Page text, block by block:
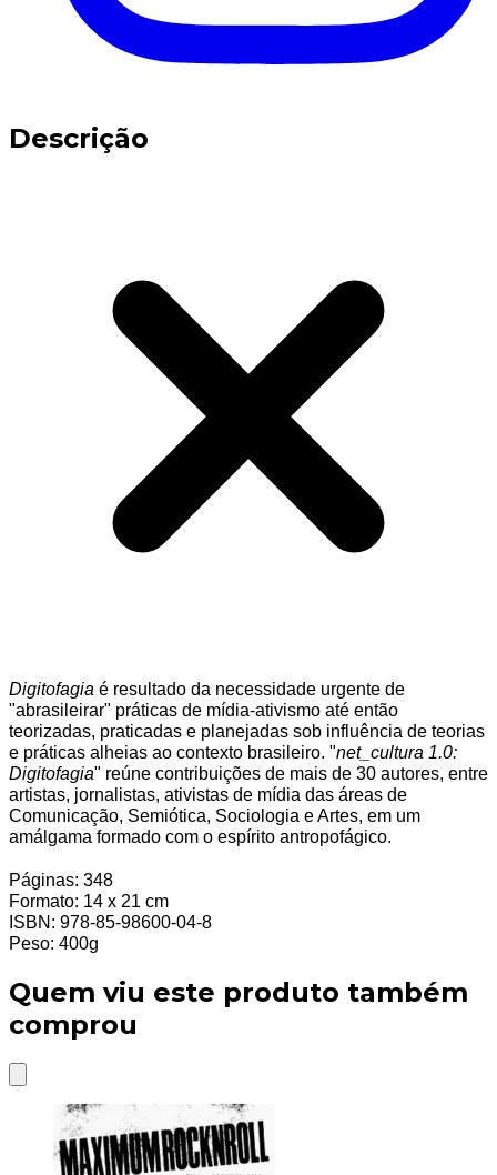
Descrição
Digitofagia é resultado da necessidade urgente de
"abrasileirar" práticas de mídia-ativismo até então
teorizadas, praticadas e planejadas sob influência de teorias
e práticas alheias ao contexto brasileiro. "net_cultura 1.0:
Digitofagia" reúne contribuições de mais de 30 autores, entre
artistas, jornalistas, ativistas de mídia das áreas de
Comunicação, Semiótica, Sociologia e Artes, em um
amálgama formado com o espírito antropofágico.
Páginas: 348
Formato: 14 x 21 cm
ISBN: 978-85-98600-04-8
Peso: 400g
Quem viu este produto também
comprou